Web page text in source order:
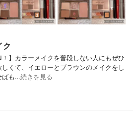
ク
！】カラーメイクを普段しない人にもぜひ
くて、イエローとブラウンのメイクをし
ばも…続きを見る